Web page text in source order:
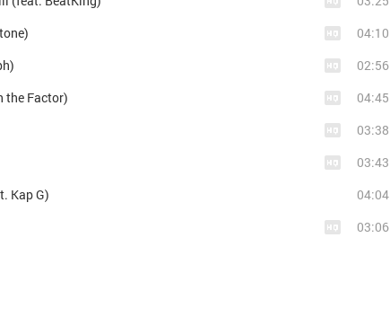
04:10
02:56
the Factor)
04:45
03:38
03:43
Kap G)
04:04
03:06